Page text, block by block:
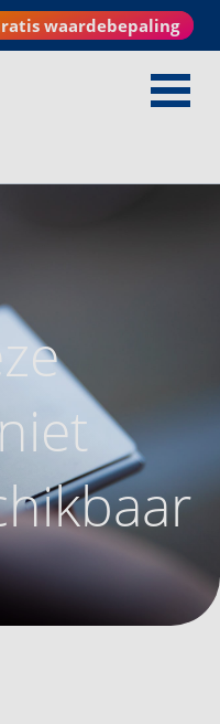
waardebepaling